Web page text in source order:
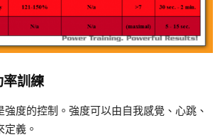
訓練
強度的控制。強度可以由自我感覺、心跳、
定義。